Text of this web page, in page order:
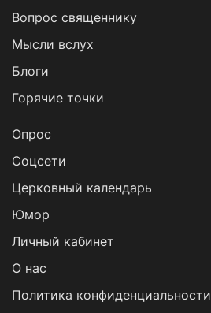
Вопрос священнику
Мысли вслух
Блоги
Горячие точки
Опрос
Cоцсети
Церковный календарь
Юмор
Личный кабинет
О нас
Политика конфиденциальности